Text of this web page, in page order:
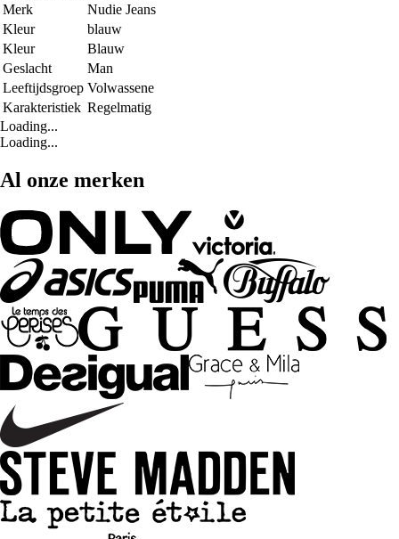
Merk
Nudie Jeans
Kleur
blauw
Kleur
Blauw
Geslacht
Man
Leeftijdsgroep Volwassene
Karakteristiek Regelmatig
Loading...
Loading...
Al onze merken